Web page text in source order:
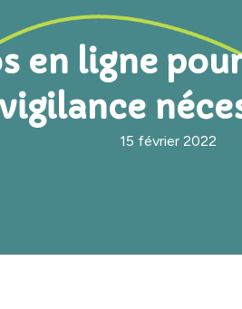
en ligne
vigilance
15 février 2022